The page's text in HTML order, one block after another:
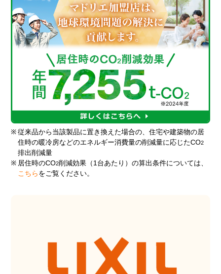
※ 従来品から当該製品に置き換えた場合の、住宅や建築物の居
住時の暖冷房などのエネルギー消費量の削減量に応じたCO2
排出削減量
※ 居住時のCO2削減効果（1台あたり）の算出条件については、
こちら をご覧ください。